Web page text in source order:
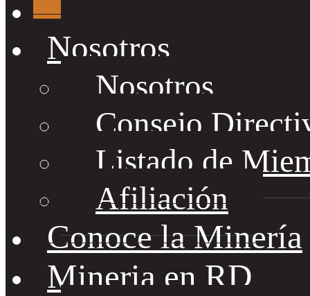
Nosotros
Nosotros
Consejo
Listado de
Afiliación
Conoce la Minería
Mineria en RD